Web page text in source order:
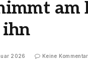
am
ihn
2026 Keine